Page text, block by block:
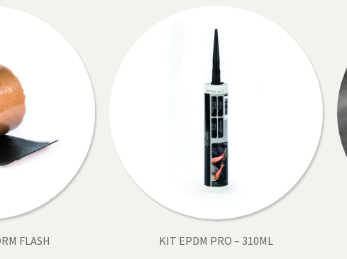
FLASH KIT EPDM PRO – 310ML